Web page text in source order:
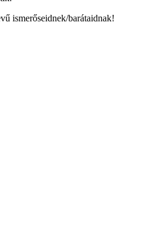
ismerőseidnek/barátaidnak!